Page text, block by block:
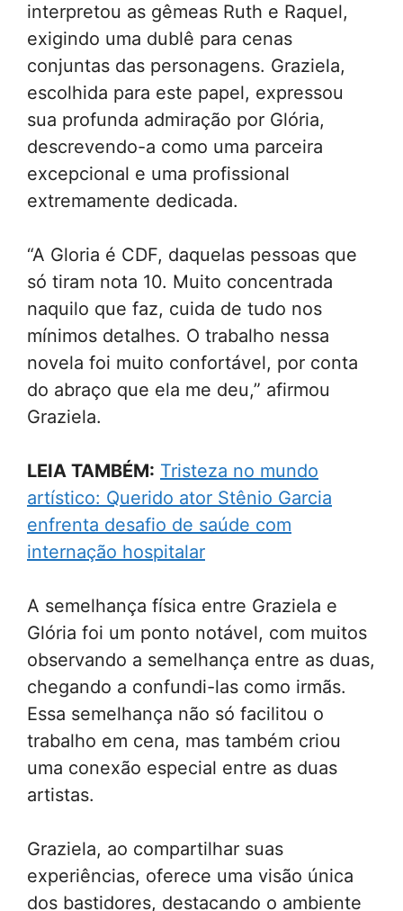
interpretou as gêmeas Ruth e Raquel,
exigindo uma dublê para cenas
conjuntas das personagens. Graziela,
escolhida para este papel, expressou
sua profunda admiração por Glória,
descrevendo-a como uma parceira
excepcional e uma profissional
extremamente dedicada.
“A Gloria é CDF, daquelas pessoas que
só tiram nota 10. Muito concentrada
naquilo que faz, cuida de tudo nos
mínimos detalhes. O trabalho nessa
novela foi muito confortável, por conta
do abraço que ela me deu,” afirmou
Graziela.
LEIA TAMBÉM: Tristeza no mundo
artístico: Querido ator Stênio Garcia
enfrenta desafio de saúde com
internação hospitalar
A semelhança física entre Graziela e
Glória foi um ponto notável, com muitos
observando a semelhança entre as duas,
chegando a confundi-las como irmãs.
Essa semelhança não só facilitou o
trabalho em cena, mas também criou
uma conexão especial entre as duas
artistas.
Graziela, ao compartilhar suas
experiências, oferece uma visão única
dos bastidores, destacando o ambiente